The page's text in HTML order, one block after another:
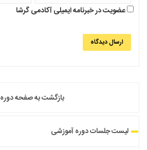
عضویت در خبرنامه ایمیلی آکادمی گرشا
بازگشت به صفحه دوره
لیست جلسات دوره آموزشی